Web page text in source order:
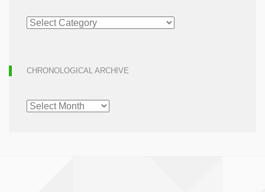
ARTICLE
ARCHIVE
CHRONOLOGICAL ARCHIVE
CHRONOLOGICAL
ARCHIVE